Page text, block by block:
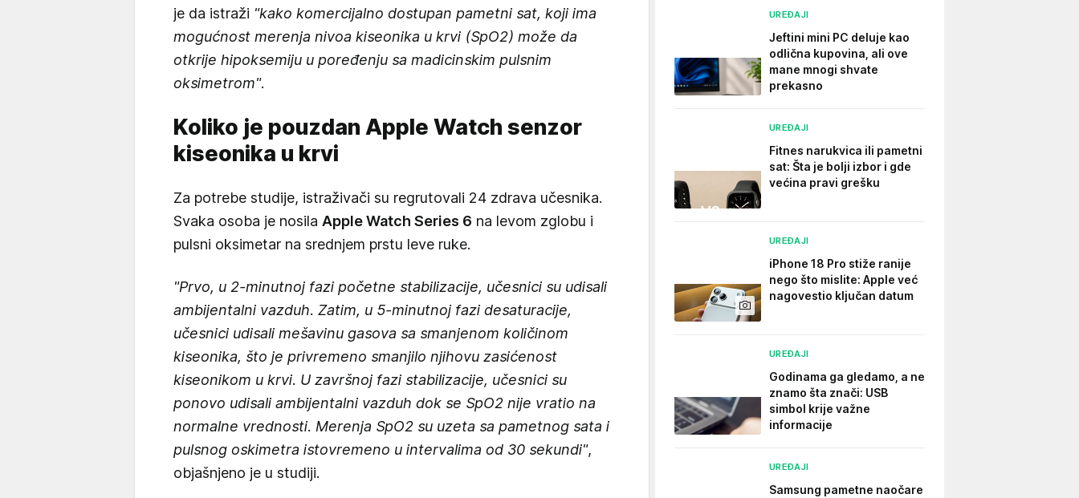
je da istraži "kako komercijalno dostupan pametni sat, koji ima
mogućnost merenja nivoa kiseonika u krvi (SpO2) može da
otkrije hipoksemiju u poređenju sa madicinskim pulsnim
oksimetrom".
Koliko je pouzdan Apple Watch senzor
kiseonika u krvi
Za potrebe studije, istraživači su regrutovali 24 zdrava učesnika.
Svaka osoba je nosila Apple Watch Series 6 na levom zglobu i
pulsni oksimetar na srednjem prstu leve ruke.
"Prvo, u 2-minutnoj fazi početne stabilizacije, učesnici su udisali
ambijentalni vazduh. Zatim, u 5-minutnoj fazi desaturacije,
učesnici udisali mešavinu gasova sa smanjenom količinom
kiseonika, što je privremeno smanjilo njihovu zasićenost
kiseonikom u krvi. U završnoj fazi stabilizacije, učesnici su
ponovo udisali ambijentalni vazduh dok se SpO2 nije vratio na
normalne vrednosti. Merenja SpO2 su uzeta sa pametnog sata i
pulsnog oskimetra istovremeno u intervalima od 30 sekundi",
objašnjeno je u studiji.
UREĐAJI
Jeftini mini PC deluje kao
odlična kupovina, ali ove
mane mnogi shvate
prekasno
UREĐAJI
Fitnes narukvica ili pametni
sat: Šta je bolji izbor i gde
većina pravi grešku
UREĐAJI
iPhone 18 Pro stiže ranije
nego što mislite: Apple već
nagovestio ključan datum
UREĐAJI
Godinama ga gledamo, a ne
znamo šta znači: USB
simbol krije važne
informacije
UREĐAJI
Samsung pametne naočare